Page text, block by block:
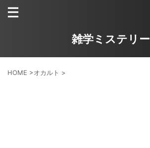
雑学ミステリー
HOME >オカルト >